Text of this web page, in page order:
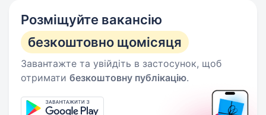
Розміщуйте вакансію
безкоштовно щомісяця
Завантажте та увійдіть в застосунок, щоб
отримати безкоштовну публікацію.